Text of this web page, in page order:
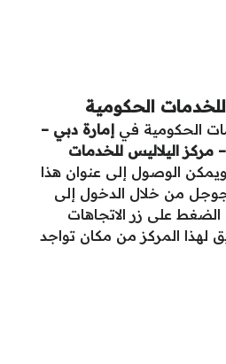
الحكومية
الحكومية في إمارة دبي –
مجمع دبي للاستثمار 2 – مركز اليلاليس للخدمات
الوصول إلى عنوان هذا
من خلال الدخول إلى
على زر الاتجاهات
المركز من مكان تواجد